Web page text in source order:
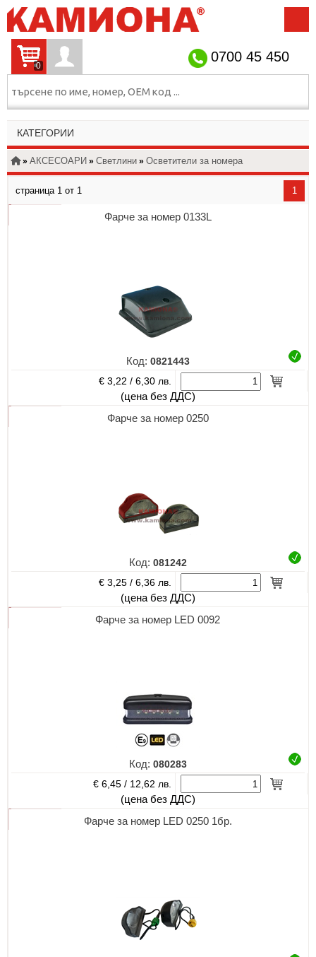
НАЧАЛО
ЗА НАС
КОНТАКТИ
ИНФОРМАЦИЯ
0
0700 45 450
КАТЕГОРИИ
АКСЕСОАРИ
ОКАЧВАНЕ
ПНЕВМО
ЕЛЕКТРО
ДВИГАТЕЛ
ШАСИ
» АКСЕСОАРИ » Светлини » Осветители за номера
страница 1 от 1 1
Фарче за номер 0133L
Код: 0821443
€ 3,22 /6,30 лв.
(цена без ДДС)
Фарче за номер 0250
Код: 081242
€ 3,25 /6,36 лв.
(цена без ДДС)
Фарче за номер LED 0092
Код: 080283
€ 6,45 / 12,62 лв.
(цена без ДДС)
Фарче за номер LED 0250 1бр.